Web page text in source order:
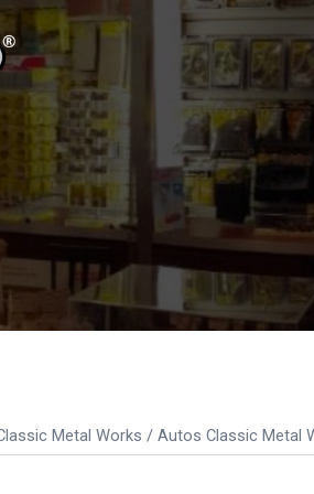
Metal Works / Autos Classic Metal